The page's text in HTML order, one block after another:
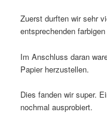
Zuerst durften wir sehr
entsprechenden
Im Anschluss daran
Papier herzustellen.
Dies fanden wir super.
nochmal ausprobiert.